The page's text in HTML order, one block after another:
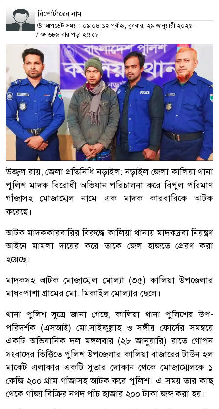
রিপোর্টারের নাম
আপডেট সময় : ০৯:০৪:১২ পূর্বাহ্ন, বুধবার, ২৯ জানুয়ারী ২০২৫
/
৬৮৯ বার পড়া হয়েছে
উজ্জ্বল রায়, জেলা প্রতিনিধি নড়াইল: নড়াইল জেলা কালিয়া থানা
পুলিশ মাদক বিরোধী অভিযান পরিচালনা করে বিপুল পরিমাণ
গাঁজাসহ মোজাম্মেল নামে এক মাদক কারবারিকে আটক
করেছে।
আটক মাদককারবারির বিরুদ্ধে কালিয়া থানায় মাদকদ্রব্য নিয়ন্ত্রণ
আইনে মামলা দায়ের করে তাকে জেল হাজতে প্রেরণ করা
হয়েছে।
মাদকসহ আটক মোজাম্মেল মোল্যা (৩৫) কালিয়া উপজেলার
মাধবপাশা গ্রামের মো. মিকাইল মোল্যার ছেলে।
থানা পুলিশ সুত্রে জানা গেছে, কালিয়া থানা পুলিশের উপ-
পরিদর্শক (এসআই) মো.সাইফুল্লাহ ও সঙ্গীয় ফোর্সের সমন্বয়ে
একটি অভিযানিক দল মঙ্গলবার (২৮ জানুয়ারি) রাতে গোপন
সংবাদের ভিত্তিতে পুলিশ উপজেলার কালিয়া বাজারের টাউন হল
মার্কেট এলাকার একটি সুতার দোকান থেকে মোজাম্মেলকে ১
কেজি ২০০ গ্রাম গাঁজাসহ আটক করে পুলিশ। এ সময় তার কাছ
থেকে গাঁজা বিক্রির নগদ পাঁচ হাজার ২০০ টাকা জব্দ করা হয়।